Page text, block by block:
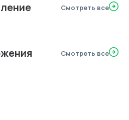
Смотреть все
Смотреть все